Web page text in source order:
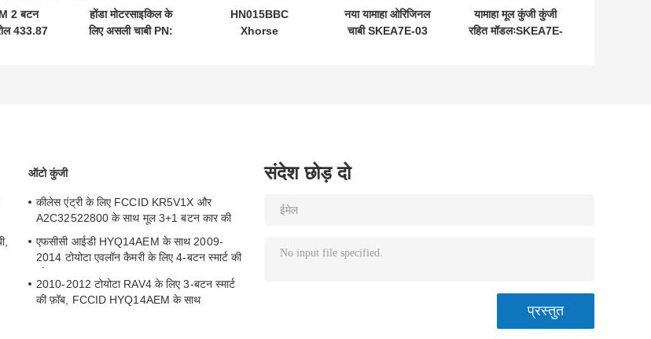
2 बटन
433.87
होंडा मोटरसाइकिल के
लिए असली चाबी PN:
HN015BBC
Xhorse
नया यामाहा ओरिजिनल
चाबी SKEA7E-03
यामाहा मूल कुंजी कुंजी
रहित मॉडलःSKEA7E-
ऑटो कुंजी
कीलेस एंट्री के लिए FCCID KR5V1X और
A2C32522800 के साथ मूल 3+1 बटन कार की
एफसीसी आईडी HYQ14AEM के साथ 2009-
2014 टोयोटा एवलॉन कैमरी के लिए 4-बटन स्मार्ट की
2010-2012 टोयोटा RAV4 के लिए 3-बटन स्मार्ट
की फ़ॉब, FCCID HYQ14AEM के साथ
संदेश छोड़ दो